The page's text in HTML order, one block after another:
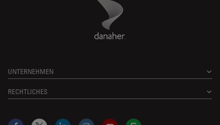
Danaher Logo
UNTERNEHMEN
RECHTLICHES